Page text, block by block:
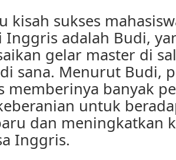
kisah sukses
Inggris adalah Budi,
gelar master di
sana. Menurut Budi,
memberinya banyak
untuk
dan meningkatkan
Inggris.